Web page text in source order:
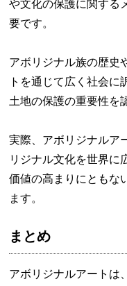
や文化の保護に関する
要です。
アボリジナル族の歴史
トを通じて広く社会
土地の保護の重要性を
実際、アボリジナルア
リジナル文化を世界に
価値の高まりにともな
ます。
まとめ
アボリジナルアートは